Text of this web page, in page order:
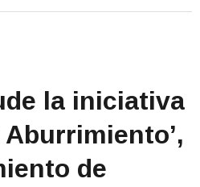
la iniciativa
Aburrimiento’,
de